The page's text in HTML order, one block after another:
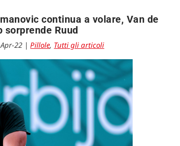
continua a volare, Van de
sorprende Ruud
22 |Pillole, Tutti gli articoli